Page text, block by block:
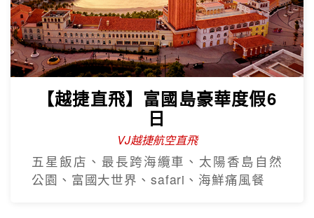
【越捷直飛】富國島豪華度假6
日
VJ越捷航空直飛
五星飯店、最長跨海纜車、太陽香島自然
公園、富國大世界、safari、海鮮痛風餐